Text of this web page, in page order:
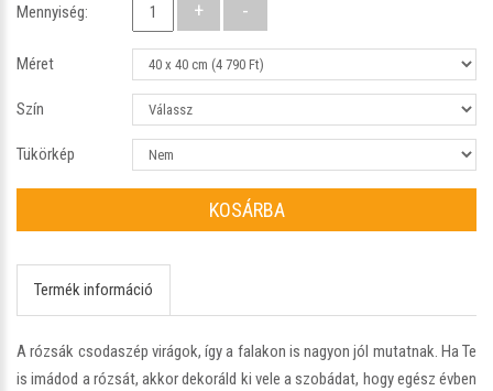
Mennyiség:
Méret
Szín
Tükörkép
KOSÁRBA
Termék információ
A rózsák csodaszép virágok, így a falakon is nagyon jól mutatnak. Ha Te
is imádod a rózsát, akkor dekoráld ki vele a szobádat, hogy egész évben